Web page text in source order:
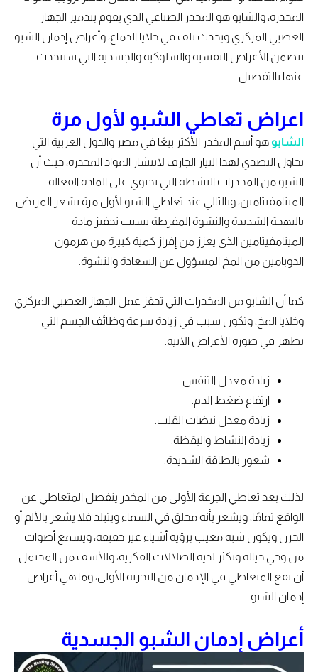
المخدرة، والشابو هو المخدر الصناعي الذي يقوم بتدمير الجهاز
العصبي المركزي ويحدث تلف في خلايا الدماغ، وأعراض إدمان الشبو
تتضمن الأعراض النفسية والسلوكية والجسدية التي سنتحدث
عنها بالتفصيل.
اعراض تعاطي الشبو لأول مرة
الشابوهو أسم المخدر الأكثر بيعًا في مصر والدول العربية التي
تحاول التصدي لهذا التيار الجارف لانتشار المواد المخدرة، حيث أن
الشبو من المخدرات النشطة التي تحتوي على المادة الفعالة
الميثامفيتامين، وبالتالي عند تعاطي الشبو لأول مرة يشعر المريض
بالبهجة الشديدة والنشوة المفرطة بسبب تحفيز مادة
الميثامفيتامين الذي يعزز من إفراز كمية كبيرة من هرمون
الدوبامين من المخ المسؤول عن السعادة والنشوة.
كما أن الشابو من المخدرات التي تحفز عمل الجهاز العصبي المركزي
وخلايا المخ، وتكون سبب في زيادة سرعة وظائف الجسم التي
تظهر في صورة الأعراض الآتية:
زيادة معدل التنفس.
ارتفاع ضغط الدم.
زيادة معدل نبضات القلب.
زيادة النشاط واليقظة.
شعور بالطاقة الشديدة.
لذلك بعد تعاطي الجرعة الأولى من المخدر ينفصل المتعاطي عن
الواقع تمامًا، ويشعر بأنه محلق في السماء ويتبلد فلا يشعر بالألم أو
الحزن ويكون شبه مغيب برؤية أشياء غير حقيقة، ويسمع أصوات
من وحي خياله وتكثر لديه الضلالات الفكرية، وللأسف من المحتمل
أن يقع المتعاطي في الإدمان من التجربة الأولى، وما هي أعراض
إدمان الشبو.
أعراض إدمان الشبو الجسدية